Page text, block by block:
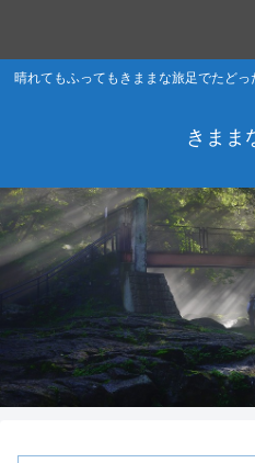
晴れてもふってもきままな旅足でたど
きまま